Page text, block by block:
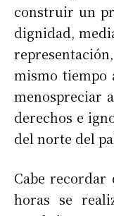
construir un
dignidad,
mismo tiempo
menospreciar
derechos e
del norte del
Cabe recordar
horas se